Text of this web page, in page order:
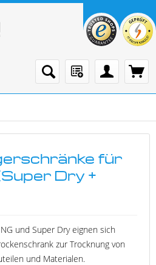
für
Dry +
und Super Dry eignen sich
zur Trocknung von
und Materialen.